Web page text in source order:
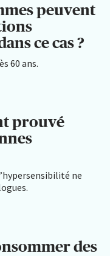
peuvent
ce cas ?
60 ans.
prouvé
ne
des